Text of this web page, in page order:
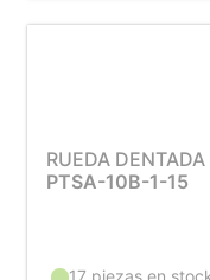
RUEDA
PTSA-10B-1-15
17 piezas en